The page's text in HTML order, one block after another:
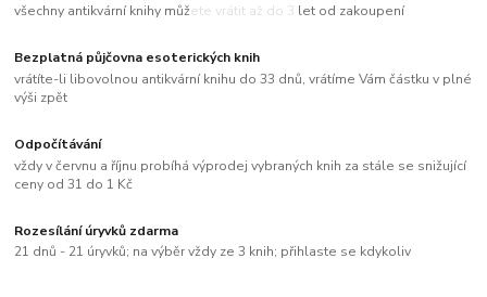
všechny antikvární knihy můžete vrátit až do 3 let od zakoupení
Bezplatná půjčovna esoterických knih
vrátíte-li libovolnou antikvární knihu do 33 dnů, vrátíme Vám částku v plné
výši zpět
Odpočítávání
vždy v červnu a říjnu probíhá výprodej vybraných knih za stále se snižující
ceny od 31 do 1 Kč
Rozesílání úryvků zdarma
21 dnů - 21 úryvků; na výběr vždy ze 3 knih; přihlaste se kdykoliv